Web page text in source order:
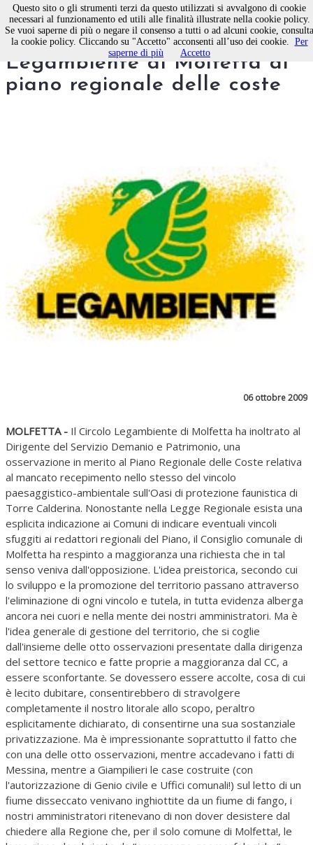
Le osservazioni di
Legambiente di Molfetta al
piano regionale delle coste
06 ottobre 2009
MOLFETTA - Il Circolo Legambiente di Molfetta ha inoltrato al
Dirigente del Servizio Demanio e Patrimonio, una
osservazione in merito al Piano Regionale delle Coste relativa
al mancato recepimento nello stesso del vincolo
paesaggistico-ambientale sull'Oasi di protezione faunistica di
Torre Calderina. Nonostante nella Legge Regionale esista una
esplicita indicazione ai Comuni di indicare eventuali vincoli
sfuggiti ai redattori regionali del Piano, il Consiglio comunale di
Molfetta ha respinto a maggioranza una richiesta che in tal
senso veniva dall'opposizione. L'idea preistorica, secondo cui
lo sviluppo e la promozione del territorio passano attraverso
l'eliminazione di ogni vincolo e tutela, in tutta evidenza alberga
ancora nei cuori e nella mente dei nostri amministratori. Ma è
l'idea generale di gestione del territorio, che si coglie
dall'insieme delle otto osservazioni presentate dalla dirigenza
del settore tecnico e fatte proprie a maggioranza dal CC, a
essere sconfortante. Se dovessero essere accolte, cosa di cui
è lecito dubitare, consentirebbero di stravolgere
completamente il nostro litorale allo scopo, peraltro
esplicitamente dichiarato, di consentirne una sua sostanziale
privatizzazione. Ma è impressionante soprattutto il fatto che
con una delle otto osservazioni, mentre accadevano i fatti di
Messina, mentre a Giampilieri le case costruite (con
l'autorizzazione di Genio civile e Uffici comunali!) sul letto di un
fiume disseccato venivano inghiottite da un fiume di fango, i
nostri amministratori ritenevano di non dover desistere dal
chiedere alla Regione che, per il solo comune di Molfetta!, le
Questo sito o gli strumenti terzi da questo utilizzati si avvalgono di cookie
necessari al funzionamento ed utili alle finalità illustrate nella cookie policy.
Se vuoi saperne di più o negare il consenso a tutti o ad alcuni cookie, consulta
la cookie policy. Cliccando su "Accetto" acconsenti all’uso dei cookie. Per
saperne di più
Accetto